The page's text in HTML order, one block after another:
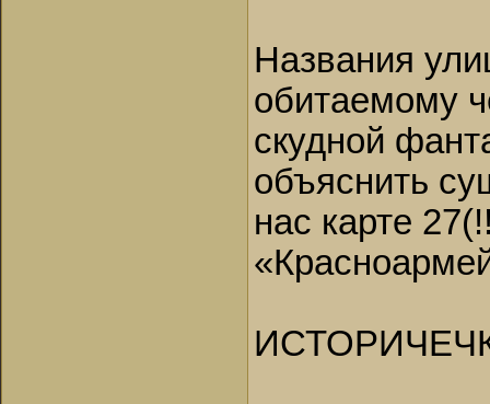
Названия
обитаемому
скудной
объяснить
нас карте